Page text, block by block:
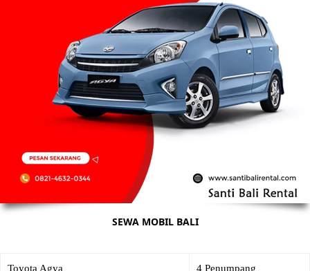
SEWA MOBIL BALI
Toyota Agya 4 Penumpang